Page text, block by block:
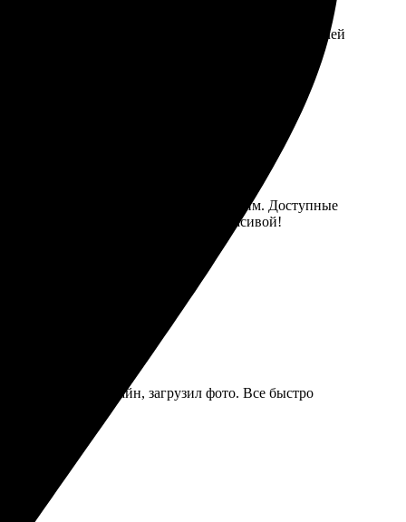
Качество печати на высоте, все цветные
при создании. Сервис справился с задачей
редактирования сделали процесс легким. Доступные
Фотокнига получилась яркой и красивой!
Выбрал дизайн, загрузил фото. Все быстро